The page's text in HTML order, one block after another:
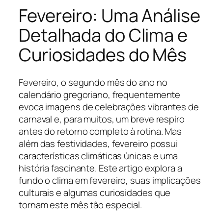
Fevereiro: Uma Análise
Detalhada do Clima e
Curiosidades do Mês
Fevereiro, o segundo mês do ano no
calendário gregoriano, frequentemente
evoca imagens de celebrações vibrantes de
carnaval e, para muitos, um breve respiro
antes do retorno completo à rotina. Mas
além das festividades, fevereiro possui
características climáticas únicas e uma
história fascinante. Este artigo explora a
fundo o clima em fevereiro, suas implicações
culturais e algumas curiosidades que
tornam este mês tão especial.